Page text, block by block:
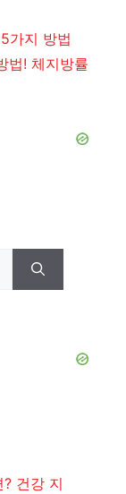
가지 방법
법! 체지방률
? 건강 지